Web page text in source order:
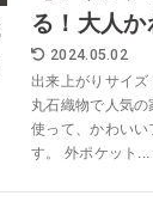
る！大人
2024.05.02
出来上がりサイズ
丸石織物で人気
使って、かわいい
す。 外ポケット...